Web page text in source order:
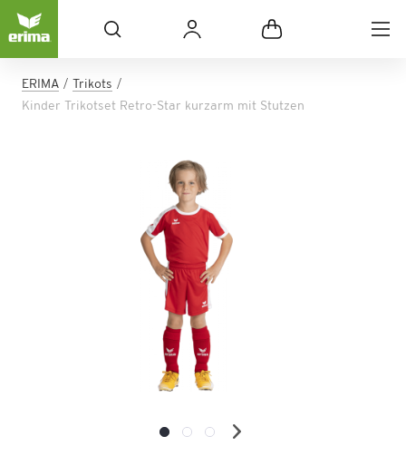
ERIMA
Trikots
Kinder Trikotset Retro-Star kurzarm mit Stutzen